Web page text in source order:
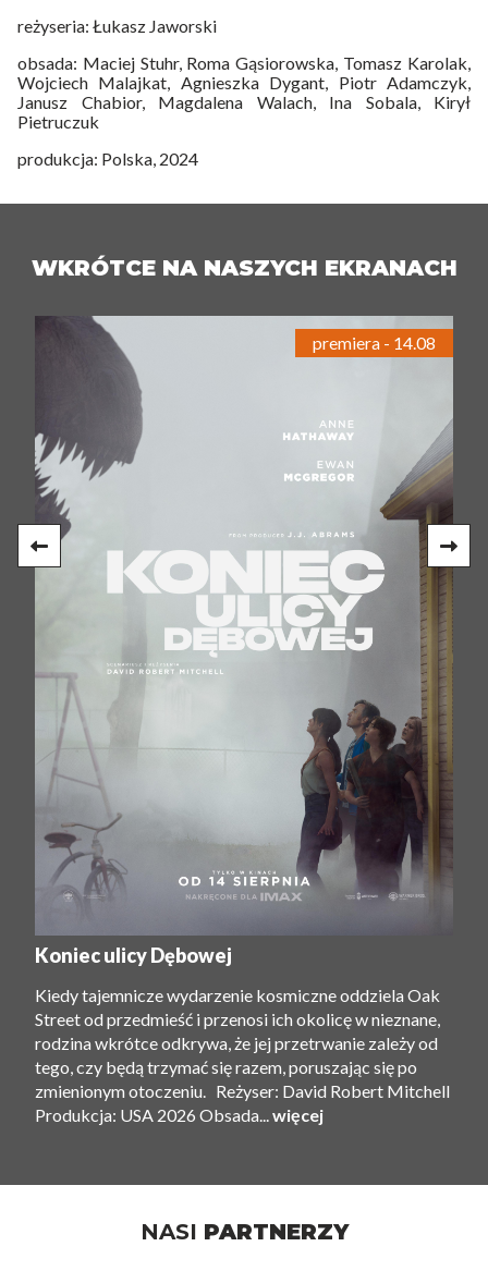
reżyseria: Łukasz Jaworski
obsada: Maciej Stuhr, Roma Gąsiorowska, Tomasz Karolak,
Wojciech Malajkat, Agnieszka Dygant, Piotr Adamczyk,
Janusz Chabior, Magdalena Walach, Ina Sobala, Kirył
Pietruczuk
produkcja: Polska, 2024
WKRÓTCE NA NASZYCH EKRANACH
Koniec ulicy Dębowej
Kiedy tajemnicze wydarzenie kosmiczne oddziela Oak
Street od przedmieść i przenosi ich okolicę w nieznane,
rodzina wkrótce odkrywa, że ​​jej przetrwanie zależy od
tego, czy będą trzymać się razem, poruszając się po
zmienionym otoczeniu. Reżyser: David Robert Mitchell
Produkcja: USA 2026 Obsada... więcej
premiera - 14.08
NASI PARTNERZY